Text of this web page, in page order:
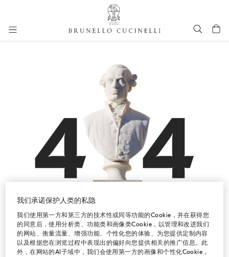
我们承诺保护人类的私隐
我们使用第一方和第三方的技术性或同等功能的Cookie，并在获得您
的同意后，使用分析类、功能类和画像类Cookie，以管理和改进我们
的网站、衡量流量、增强功能、个性化您的体验、为您提供定制内容
以及根据您在浏览过程中表现出的偏好向您提供相关的推广信息。此
外，在网站的AI子域中，我们会使用第一方的画像和个性化Cookie，